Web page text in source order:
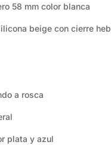
58 mm color blanca
beige con cierre
a rosca
plata y azul